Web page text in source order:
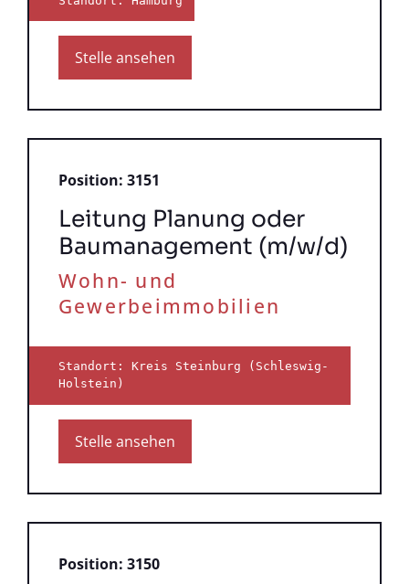
Stelle ansehen
Position: 3151
Leitung Planung oder
Baumanagement (m/w/d)
Wohn- und
Gewerbeimmobilien
Standort: Kreis Steinburg (Schleswig-
Holstein)
Stelle ansehen
Position: 3150